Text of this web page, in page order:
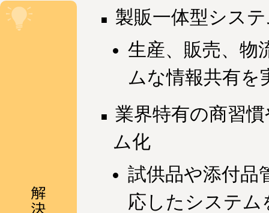
製販一体型シス
生産、販売、物
ムな情報共有を
業界特有の商習
ム化
試供品や添付品
応したシステム